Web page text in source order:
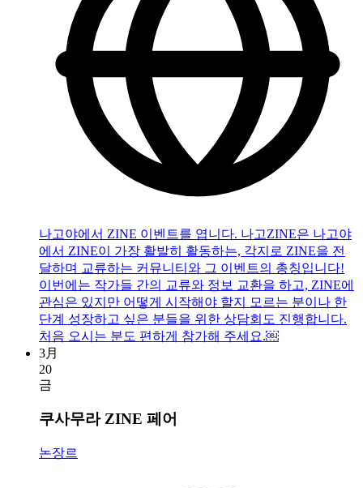
나고야에서 ZINE 이벤트를 엽니다. 나고ZINE은 나고야
에서 ZINE이 가장 활발히 활동하는, 각지로 ZINE을 전
달하며 교류하는 커뮤니티와 그 이벤트의 총칭입니다!
이번에는 작가들 간의 교류와 정보 교환을 하고, ZINE에
관심은 있지만 어떻게 시작해야 할지 모르는 분이나 한
단계 성장하고 싶은 분들을 위한 상담회도 진행합니다.
처음 오시는 분도 편하게 참가해 주세요.￼
3月
20
금
쿠사무라 ZINE 페어
논장르